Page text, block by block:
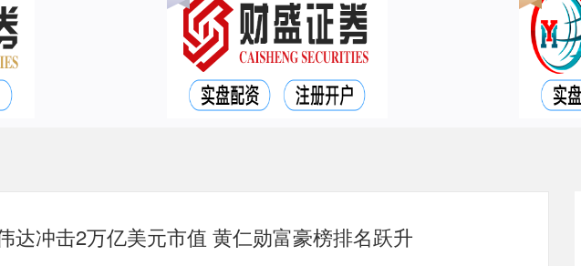
达冲击2万亿美元市值 黄仁勋富豪榜排名跃升